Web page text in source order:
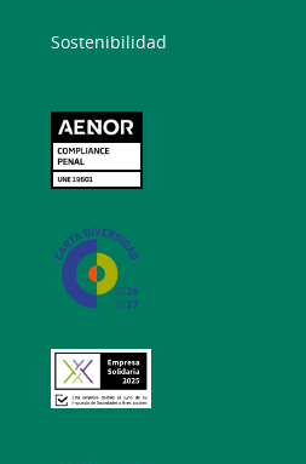
Sostenibilidad